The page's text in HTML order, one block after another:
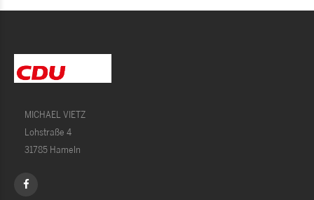
MICHAEL VIETZ
Lohstraße 4
31785 Hameln